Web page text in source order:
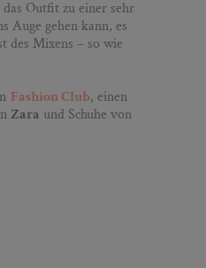
Outfit zu einer sehr
Auge gehen kann, es
des Mixens – so wie
Fashion Club, einen
Zara und Schuhe von